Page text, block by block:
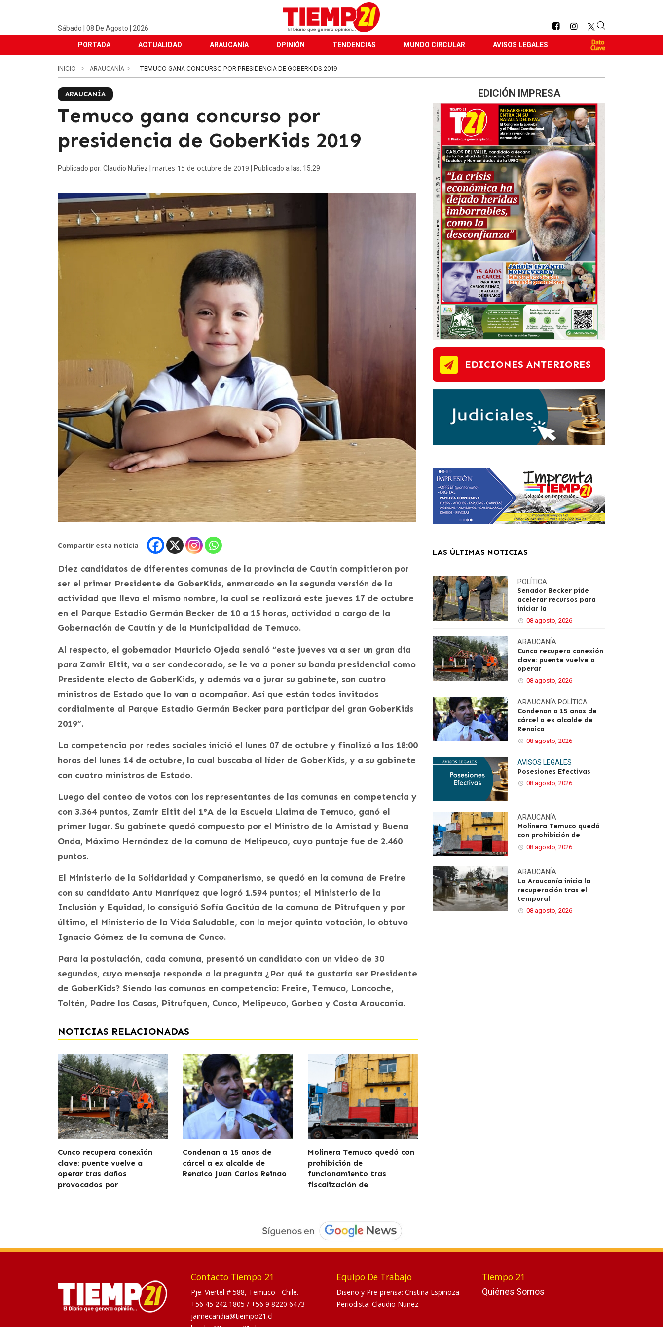
Sábado | 08 De Agosto | 2026
PORTADA ACTUALIDAD ARAUCANÍA OPINIÓN TENDENCIAS MUNDO CIRCULAR AVISOS LEGALES
INICIO ARAUCANÍA TEMUCO GANA CONCURSO POR PRESIDENCIA DE GOBERKIDS 2019
ARAUCANÍA
Temuco gana concurso por
presidencia de GoberKids 2019
Publicado por: Claudio Nuñez | martes 15 de octubre de 2019 | Publicado a las: 15:29
Compartir esta noticia
Diez candidatos de diferentes comunas de la provincia de Cautín compitieron por
ser el primer Presidente de GoberKids, enmarcado en la segunda versión de la
actividad que lleva el mismo nombre, la cual se realizará este jueves 17 de octubre
en el Parque Estadio Germán Becker de 10 a 15 horas, actividad a cargo de la
Gobernación de Cautín y de la Municipalidad de Temuco.
Al respecto, el gobernador Mauricio Ojeda señaló “este jueves va a ser un gran día
para Zamir Eltit, va a ser condecorado, se le va a poner su banda presidencial como
Presidente electo de GoberKids, y además va a jurar su gabinete, son cuatro
ministros de Estado que lo van a acompañar. Así que están todos invitados
cordialmente al Parque Estadio Germán Becker para participar del gran GoberKids
2019”.
La competencia por redes sociales inició el lunes 07 de octubre y finalizó a las 18:00
horas del lunes 14 de octubre, la cual buscaba al líder de GoberKids, y a su gabinete
con cuatro ministros de Estado.
Luego del conteo de votos con los representantes de las comunas en competencia y
con 3.364 puntos, Zamir Eltit del 1°A de la Escuela Llaima de Temuco, ganó el
primer lugar. Su gabinete quedó compuesto por el Ministro de la Amistad y Buena
Onda, Máximo Hernández de la comuna de Melipeuco, cuyo puntaje fue de 2.460
puntos.
El Ministerio de la Solidaridad y Compañerismo, se quedó en la comuna de Freire
con su candidato Antu Manríquez que logró 1.594 puntos; el Ministerio de la
Inclusión y Equidad, lo consiguió Sofía Gacitúa de la comuna de Pitrufquen y por
último, el Ministerio de la Vida Saludable, con la mejor quinta votación, lo obtuvo
Ignacio Gómez de la comuna de Cunco.
Para la postulación, cada comuna, presentó un candidato con un video de 30
segundos, cuyo mensaje responde a la pregunta ¿Por qué te gustaría ser Presidente
de GoberKids? Siendo las comunas en competencia: Freire, Temuco, Loncoche,
Toltén, Padre las Casas, Pitrufquen, Cunco, Melipeuco, Gorbea y Costa Araucanía.
NOTICIAS RELACIONADAS
Cunco recupera conexión
clave: puente vuelve a
operar tras daños
provocados por
Condenan a 15 años de
cárcel a ex alcalde de
Renaico Juan Carlos Reinao
Molinera Temuco quedó con
prohibición de
funcionamiento tras
fiscalización de
EDICIÓN IMPRESA
EDICIONES ANTERIORES
LAS ÚLTIMAS NOTICIAS
POLÍTICA
Senador Becker pide
acelerar recursos para
iniciar la
08 agosto, 2026
ARAUCANÍA
Cunco recupera conexión
clave: puente vuelve a
operar
08 agosto, 2026
ARAUCANÍA POLÍTICA
Condenan a 15 años de
cárcel a ex alcalde de
Renaico
08 agosto, 2026
AVISOS LEGALES
Posesiones Efectivas
08 agosto, 2026
ARAUCANÍA
Molinera Temuco quedó
con prohibición de
08 agosto, 2026
ARAUCANÍA
La Araucanía inicia la
recuperación tras el
temporal
08 agosto, 2026
Contacto Tiempo 21
Pje. Viertel # 588, Temuco - Chile.
+56 45 242 1805 / +56 9 8220 6473
jaimecandia@tiempo21.cl
Equipo De Trabajo
Diseño y Pre-prensa: Cristina Espinoza.
Periodista: Claudio Nuñez.
Tiempo 21
Quiénes Somos